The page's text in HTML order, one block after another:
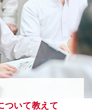
ついて教えて